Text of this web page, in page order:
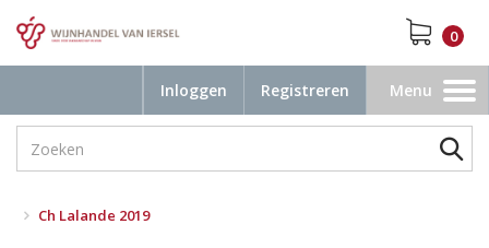
0
Inloggen Registreren
Toggle
navigation
Menu
Ch Lalande 2019